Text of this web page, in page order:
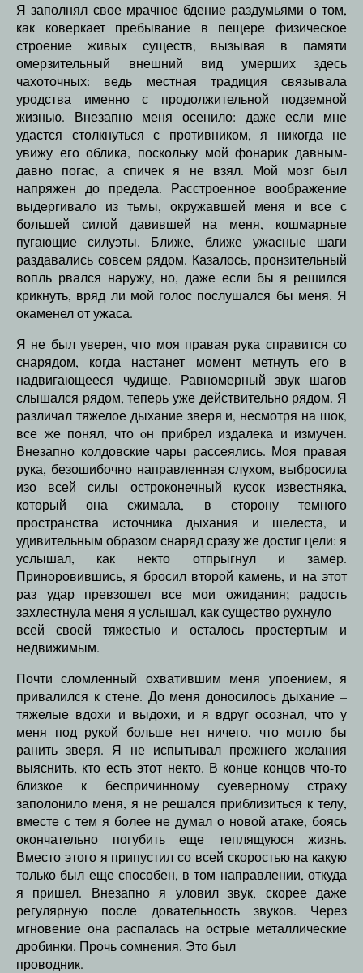
Я заполнял свое мрачное бдение раздумьями о том,
как коверкает пребывание в пещере физическое
строение живых существ, вызывая в памяти
омерзительный внешний вид умерших здесь
чахоточных: ведь местная традиция связывала
уродства именно с продолжительной подземной
жизнью. Внезапно меня осенило: даже если мне
удастся столкнуться с противником, я никогда не
увижу его облика, поскольку мой фонарик давным-
давно погас, а спичек я не взял. Мой мозг был
напряжен до предела. Расстроенное воображение
выдергивало из тьмы, окружавшей меня и все с
большей силой давившей на меня, кошмарные
пугающие силуэты. Ближе, ближе ужасные шаги
раздавались совсем рядом. Казалось, пронзительный
вопль рвался наружу, но, даже если бы я решился
крикнуть, вряд ли мой голос послушался бы меня. Я
окаменел от ужаса.
Я не был уверен, что моя правая рука справится со
снарядом, когда настанет момент метнуть его в
надвигающееся чудище. Равномерный звук шагов
слышался рядом, теперь уже действительно рядом. Я
различал тяжелое дыхание зверя и, несмотря на шок,
все же понял, что oн прибрел издалека и измучен.
Внезапно колдовские чары рассеялись. Моя правая
рука, безошибочно направленная слухом, выбросила
изо всей силы остроконечный кусок известняка,
который она сжимала, в сторону темного
пространства источника дыхания и шелеста, и
удивительным образом снаряд сразу же достиг цели: я
услышал, как некто отпрыгнул и замер.
Приноровившись, я бросил второй камень, и на этот
раз удар превзошел все мои ожидания; радость
захлестнула меня я услышал, как существо рухнуло
всей своей тяжестью и осталось простертым и
недвижимым.
Почти сломленный охватившим меня упоением, я
привалился к стене. До меня доносилось дыхание –
тяжелые вдохи и выдохи, и я вдруг осознал, что у
меня под рукой больше нет ничего, что могло бы
ранить зверя. Я не испытывал прежнего желания
выяснить, кто есть этот некто. В конце концов что-то
близкое к беспричинному суеверному страху
заполонило меня, я не решался приблизиться к телу,
вместе с тем я более не думал о новой атаке, боясь
окончательно погубить еще теплящуюся жизнь.
Вместо этого я припустил со всей скоростью на какую
только был еще способен, в том направлении, откуда
я пришел. Внезапно я уловил звук, скорее даже
регулярную после довательность звуков. Через
мгновение она распалась на острые металлические
дробинки. Прочь сомнения. Это был
проводник.